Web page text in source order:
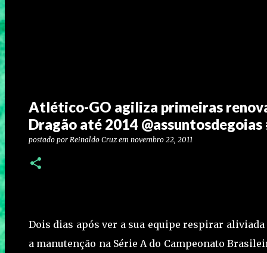
Atlético-GO agiliza primeiras
Dragão até 2014
postado por Reinaldo Cruz em novembro 22, 2011
Dois dias após ver a sua equipe respirar
a manutenção na Série A do Campeonato